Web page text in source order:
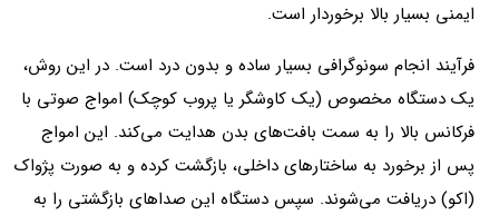
ایمنی بسیار بالا برخوردار است.
فرآیند انجام سونوگرافی بسیار ساده و بدون درد است. در این روش،
یک دستگاه مخصوص (یک کاوشگر یا پروب کوچک) امواج صوتی با
فرکانس بالا را به سمت بافت‌های بدن هدایت می‌کند. این امواج
پس از برخورد به ساختارهای داخلی، بازگشت کرده و به صورت پژواک
(اکو) دریافت می‌شوند. سپس دستگاه این صداهای بازگشتی را به